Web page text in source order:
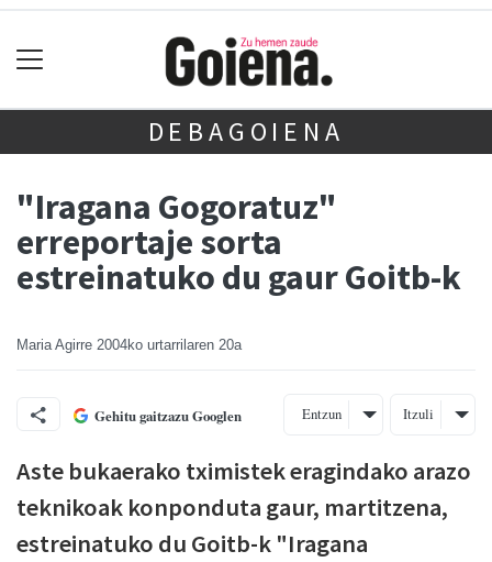
DEBAGOIENA
"Iragana Gogoratuz"
erreportaje sorta
estreinatuko du gaur Goitb-k
Maria Agirre 2004ko urtarrilaren 20a
Gehitu gaitzazu Googlen Entzun Itzuli
Aste bukaerako tximistek eragindako arazo
teknikoak konponduta gaur, martitzena,
estreinatuko du Goitb-k "Iragana